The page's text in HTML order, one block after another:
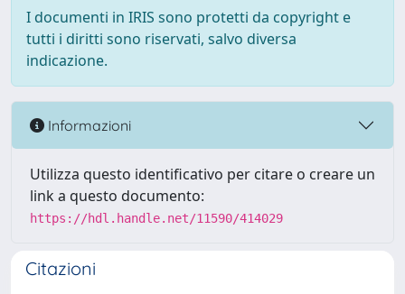
I documenti in IRIS sono protetti da copyright e
tutti i diritti sono riservati, salvo diversa
indicazione.
Informazioni
Utilizza questo identificativo per citare o creare un
link a questo documento:
https://hdl.handle.net/11590/414029
Citazioni